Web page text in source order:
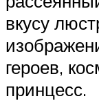
вкусу
героев,
принцесс.